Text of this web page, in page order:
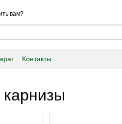
вам?
Контакты